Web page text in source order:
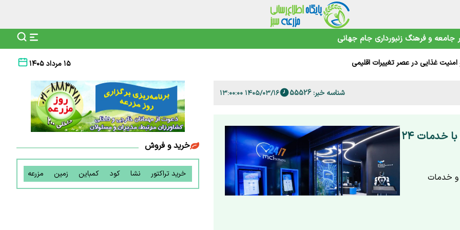
جامعه و فرهنگ زنبورداری جام جهانی
غذایی در عصر تغییرات اقلیمی
۱۵ مرداد ۱۴۰۵
شناسه خبر: 55526 ۱۴۰۵/۰۳/۱۶ ۱۳:۰۰:۰۰
افتتاح نخستین مرکز دیجیتال همراه اول در تهران با خدمات ۲۴
و خدمات
خرید و فروش
خرید تراکتور نشا کود کمباین زمین مزرعه